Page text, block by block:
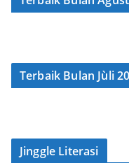
Terbaik Bulan Jùli
Jinggle Literasi